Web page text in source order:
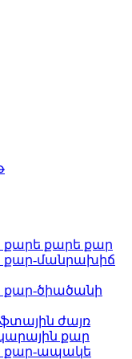
քարե քար
մանրախիճ
ծիածանի
ժայռ
քար
քար-ապակե